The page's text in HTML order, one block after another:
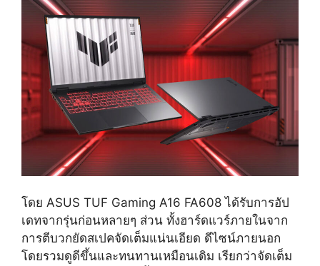
โดย ASUS TUF Gaming A16 FA608 ได้รับการอัป
เดทจากรุ่นก่อนหลายๆ ส่วน ทั้งฮาร์ดแวร์ภายในจาก
การตีบวกยัดสเปคจัดเต็มแน่นเอียด ดีไซน์ภายนอก
โดยรวมดูดีขึ้นและทนทานเหมือนเดิม เรียกว่าจัดเต็ม